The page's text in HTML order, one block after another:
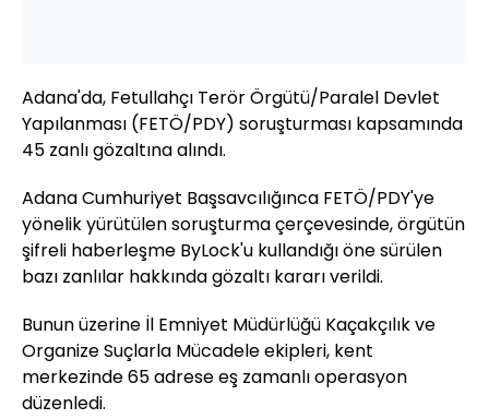
Adana'da, Fetullahçı Terör Örgütü/Paralel Devlet
Yapılanması (FETÖ/PDY) soruşturması kapsamında
45 zanlı gözaltına alındı.
Adana Cumhuriyet Başsavcılığınca FETÖ/PDY'ye
yönelik yürütülen soruşturma çerçevesinde, örgütün
şifreli haberleşme ByLock'u kullandığı öne sürülen
bazı zanlılar hakkında gözaltı kararı verildi.
Bunun üzerine İl Emniyet Müdürlüğü Kaçakçılık ve
Organize Suçlarla Mücadele ekipleri, kent
merkezinde 65 adrese eş zamanlı operasyon
düzenledi.